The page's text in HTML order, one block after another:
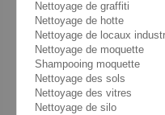
Nettoyage de graffiti
Nettoyage de hotte
Nettoyage de locaux
Nettoyage de moquette
Shampooing moquette
Nettoyage des sols
Nettoyage des vitres
Nettoyage de silo